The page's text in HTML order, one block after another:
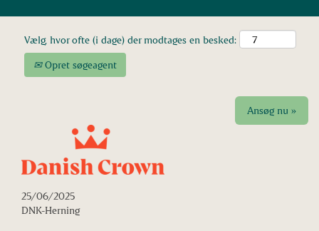
Vælg, hvor ofte (i dage) der modtages en besked:
Opret søgeagent
Ansøg nu »
25/06/2025
DNK-Herning